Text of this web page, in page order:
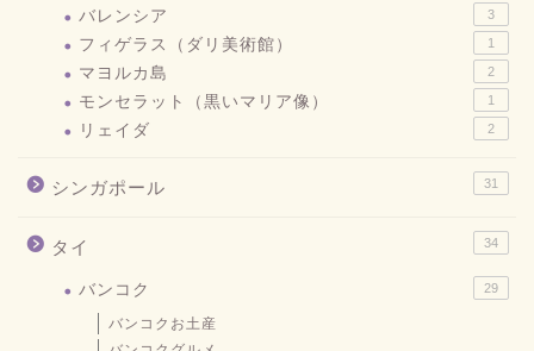
バレンシア 3
フィゲラス（ダリ美術館） 1
マヨルカ島 2
モンセラット（黒いマリア像） 1
リェイダ 2
シンガポール 31
タイ 34
バンコク 29
バンコクお土産